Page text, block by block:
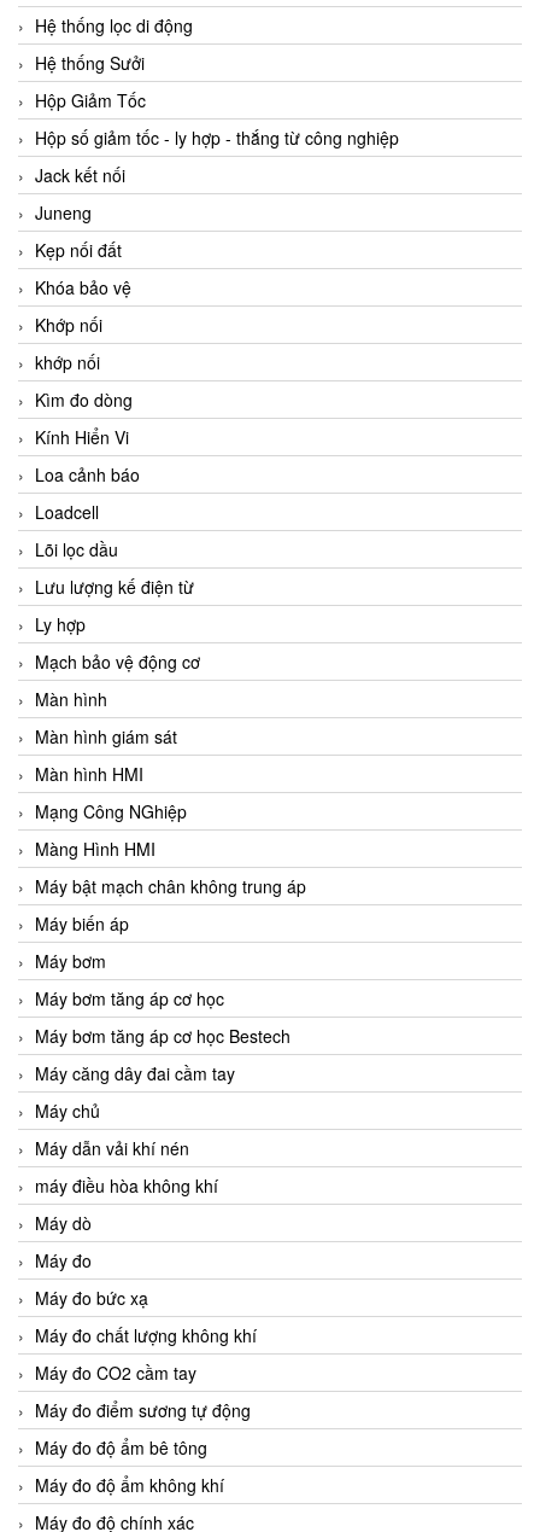
Hệ thống lọc di động
Hệ thống Sưởi
Hộp Giảm Tốc
Hộp số giảm tốc - ly hợp - thắng từ công nghiệp
Jack kết nối
Juneng
Kẹp nối đất
Khóa bảo vệ
Khớp nối
khớp nối
Kìm đo dòng
Kính Hiển Vi
Loa cảnh báo
Loadcell
Lõi lọc dầu
Lưu lượng kế điện từ
Ly hợp
Mạch bảo vệ động cơ
Màn hình
Màn hình giám sát
Màn hình HMI
Mạng Công NGhiệp
Màng Hình HMI
Máy bật mạch chân không trung áp
Máy biến áp
Máy bơm
Máy bơm tăng áp cơ học
Máy bơm tăng áp cơ học Bestech
Máy căng dây đai cầm tay
Máy chủ
Máy dẫn vải khí nén
máy điều hòa không khí
Máy dò
Máy đo
Máy đo bức xạ
Máy đo chất lượng không khí
Máy đo CO2 cầm tay
Máy đo điểm sương tự động
Máy đo độ ẩm bê tông
Máy đo độ ẩm không khí
Máy đo độ chính xác